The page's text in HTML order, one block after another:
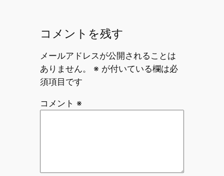
コメントを残す
メールアドレスが公開されることは
ありません。
※ が付いている欄は必
須項目です
コメント ※